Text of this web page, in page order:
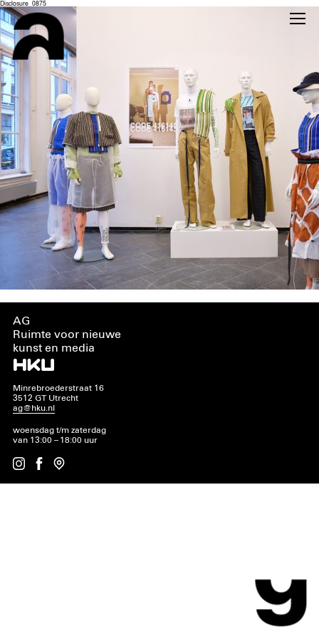
Disclosure_0875
AG
Ruimte voor nieuwe
kunst en media
Minrebroederstraat 16
3512 GT Utrecht
ag@hku.nl
woensdag t/m zaterdag
van 13:00 – 18:00 uur